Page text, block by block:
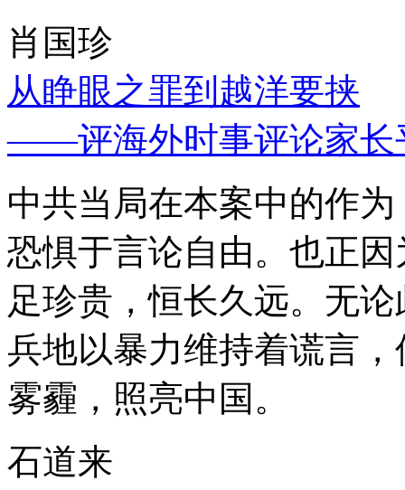
肖国珍
从睁眼之罪到越洋要挟
——评海外时事评论家长
中共当局在本案中的作
恐惧于言论自由。也正
足珍贵，恒长久远。无
兵地以暴力维持着谎言
雾霾，照亮中国。
石道来